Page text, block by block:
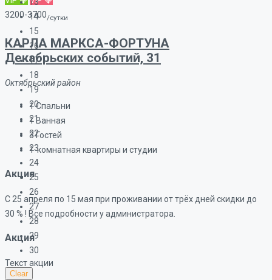
13
14
15
16
17
18
19
20
21
22
23
24
25
26
27
28
29
30
Clear
3200-3700/сутки
КАРЛА МАРКСА-ФОРТУНА
Декабрьских событий, 31
Октябрьский район
1Спальни
1Ванная
3Гостей
1-комнатная квартиры и студии
Акция
С 25 апреля по 15 мая при проживании от трёх дней скидки до
30 % ! Все подробности у администратора.
Акция
Текст акции